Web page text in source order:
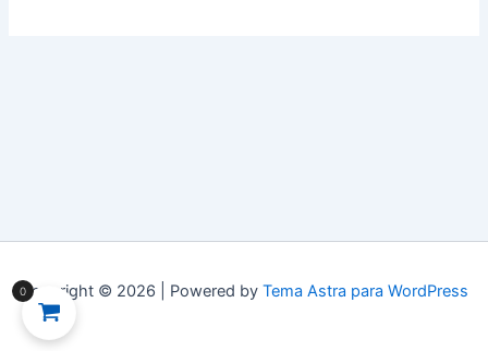
Copyright © 2026 | Powered by Tema Astra para WordPress
0